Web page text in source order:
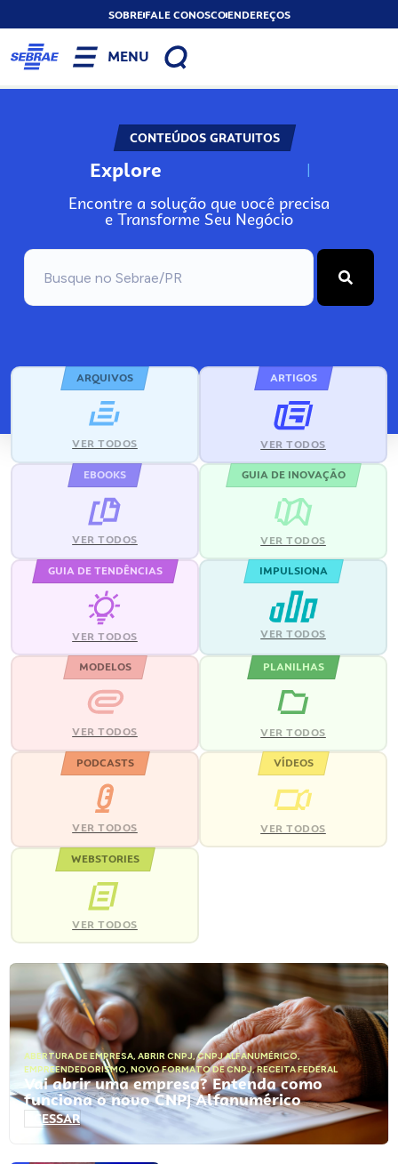
SOBREFALE CONOSCOENDEREÇOS
MENU
CONTEÚDOS GRATUITOS
Explore N
Encontre a solução que você precisa
e Transforme Seu Negócio
ARQUIVOS
VER TODOS
ARTIGOS
VER TODOS
EBOOKS
VER TODOS
GUIA DE INOVAÇÃO
VER TODOS
GUIA DE TENDÊNCIAS
VER TODOS
IMPULSIONA
VER TODOS
MODELOS
VER TODOS
PLANILHAS
VER TODOS
PODCASTS
VER TODOS
VÍDEOS
VER TODOS
WEBSTORIES
VER TODOS
ABERTURA DE EMPRESA, ABRIR CNPJ,CNPJ ALFANUMÉRICO,
EMPREENDEDORISMO, NOVO FORMATO DE CNPJ,RECEITA FEDERAL
Vai abrir uma empresa? Entenda como
funciona o novo CNPJ Alfanumérico
ACESSAR